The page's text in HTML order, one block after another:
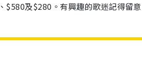
$580及$280。有興趣的歌迷記得留